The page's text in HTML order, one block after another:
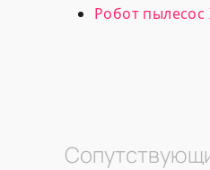
Робот пылесос